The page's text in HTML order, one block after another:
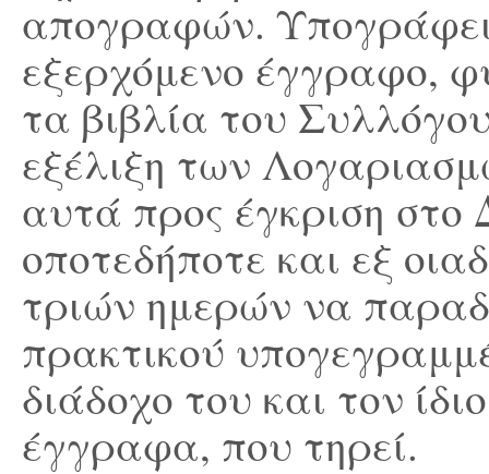
απογραφών.
εξερχόμενο έγγραφο,
τα βιβλία του
εξέλιξη των
αυτά προς έγκριση
οποτεδήποτε και εξ
τριών ημερών να
πρακτικού
διάδοχο του και τον
έγγραφα, που τηρεί.